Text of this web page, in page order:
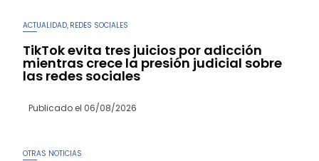
ACTUALIDAD, REDES SOCIALES
TikTok evita tres juicios por adicción
mientras crece la presión judicial sobre
las redes sociales
Publicado el 06/08/2026
OTRAS NOTICIAS